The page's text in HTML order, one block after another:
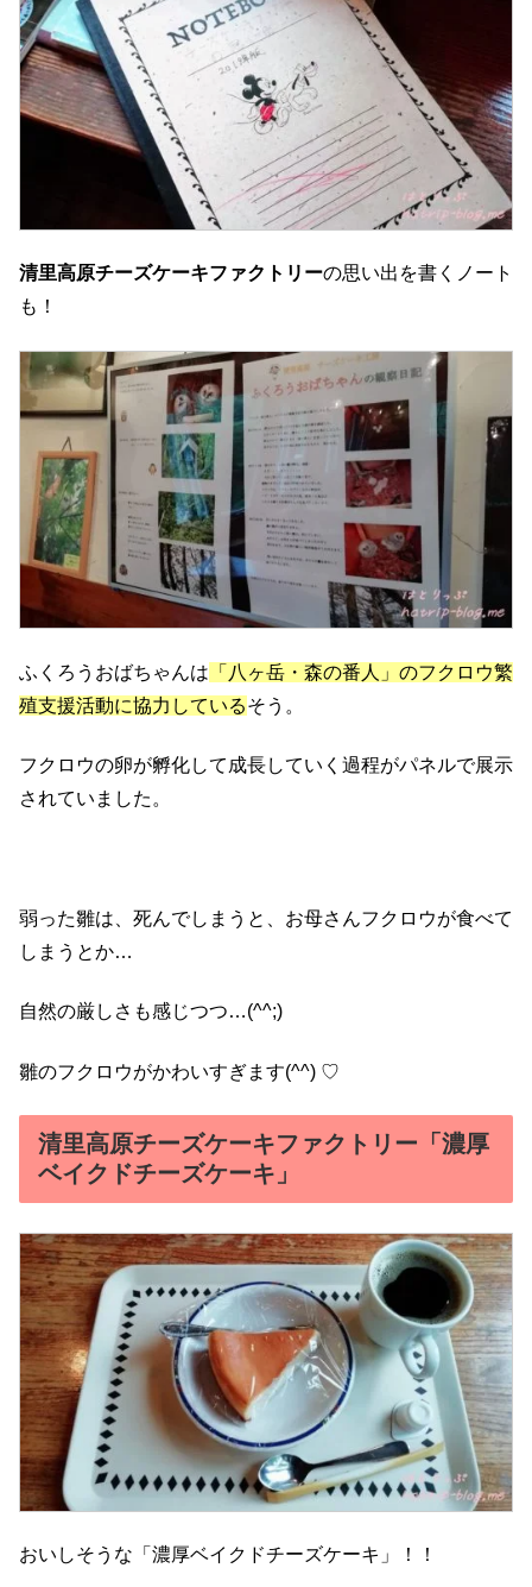
清里高原チーズケーキファクトリーの思い出を書くノート
も！
ふくろうおばちゃんは 「八ヶ岳・森の番人」のフクロウ繁
殖支援活動に協力しているそう。
フクロウの卵が孵化して成長していく過程がパネルで展示
されていました。
弱った雛は、死んでしまうと、お母さんフクロウが食べて
しまうとか…
自然の厳しさも感じつつ…(^^;)
雛のフクロウがかわいすぎます(^^) ♡
清里高原チーズケーキファクトリー「濃厚
ベイクドチーズケーキ」
おいしそうな「濃厚ベイクドチーズケーキ」！！